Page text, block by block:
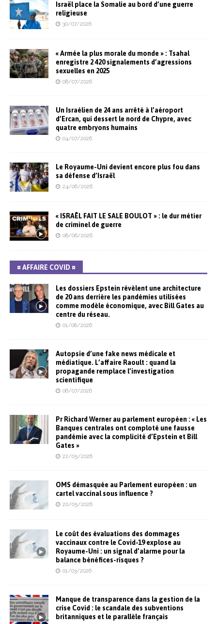
Israël place la Somalie au bord d’une guerre
religieuse
30/07/2026
« Armée la plus morale du monde » : Tsahal
enregistre 2 420 signalements d’agressions
sexuelles en 2025
08/07/2026
Un Israélien de 24 ans arrêté à l’aéroport
d’Ercan, qui dessert le nord de Chypre, avec
quatre embryons humains
04/07/2026
Le Royaume-Uni devient encore plus fou dans
sa défense d’Israël
24/06/2026
« ISRAËL FAIT LE SALE BOULOT » : le dur métier
de criminel de guerre
08/06/2026
¤ AFFAIRE COVID ¤
Les dossiers Epstein révèlent une architecture
de 20 ans derrière les pandémies utilisées
comme modèle économique, avec Bill Gates au
centre du réseau.
01/08/2026
Autopsie d’une fake news médicale et
médiatique. L’affaire Raoult : quand la
propagande remplace l’investigation
scientifique
06/07/2026
Pr Richard Werner au parlement européen : « Les
Banques centrales ont comploté une fausse
pandémie avec la complicité d’Epstein et Bill
Gates »
22/05/2026
OMS démasquée au Parlement européen : un
cartel vaccinal sous influence ?
20/05/2026
Le coût des évaluations des dommages
vaccinaux contre le Covid-19 explose au
Royaume-Uni : un signal d’alarme pour la
balance bénéfices-risques ?
01/03/2026
Manque de transparence dans la gestion de la
crise Covid : le scandale des subventions
britanniques et le parallèle français